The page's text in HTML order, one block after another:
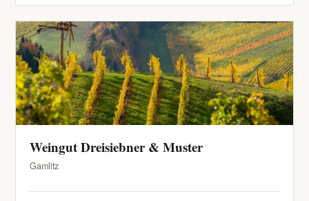
Weingut Dreisiebner & Muster
Gamlitz